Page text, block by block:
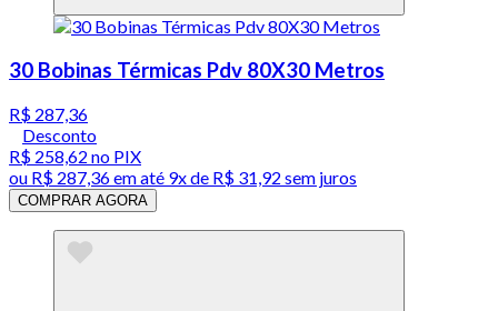
30 Bobinas Térmicas Pdv 80X30 Metros
R$ 287,36
Desconto
R$ 258,62 no PIX
ou R$ 287,36em até 9x de R$ 31,92 sem juros
COMPRAR AGORA